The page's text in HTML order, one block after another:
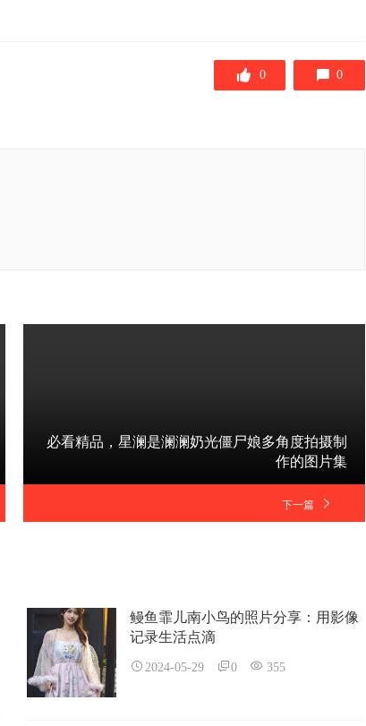
0 0
必看精品，星澜是澜澜奶光僵尸娘多角度拍摄制
作的图片集
下一篇
鳗鱼霏儿南小鸟的照片分享：用影像
记录生活点滴
2024-05-29 0 355